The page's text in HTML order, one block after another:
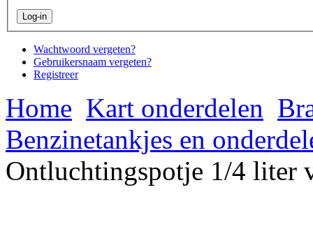
Wachtwoord vergeten?
Gebruikersnaam vergeten?
Registreer
Home Kart onderdelen
Benzinetankjes en
Ontluchtingspotje 1/4 liter